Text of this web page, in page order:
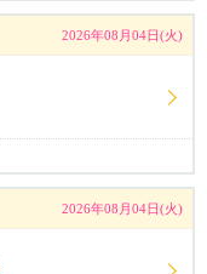
2026年08月04日(火)
2026年08月04日(火)